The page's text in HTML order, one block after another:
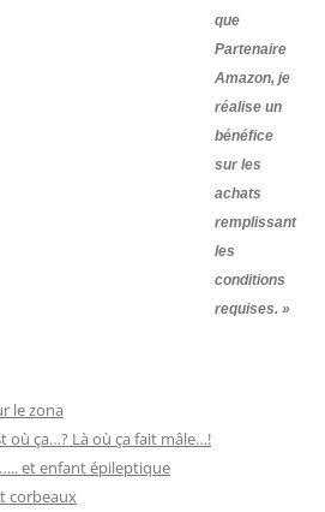
que
Partenaire
Amazon, je
réalise un
bénéfice
sur les
achats
remplissant
les
conditions
requises. »
le zona
où ça…? Là où ça fait mâle…!
et enfant épileptique
corbeaux